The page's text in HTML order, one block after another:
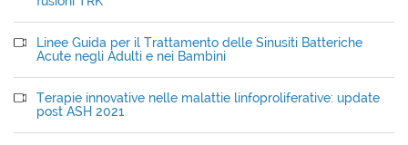
Linee Guida per il Trattamento delle Sinusiti Batteriche
Acute negli Adulti e nei Bambini
Terapie innovative nelle malattie linfoproliferative: update
post ASH 2021